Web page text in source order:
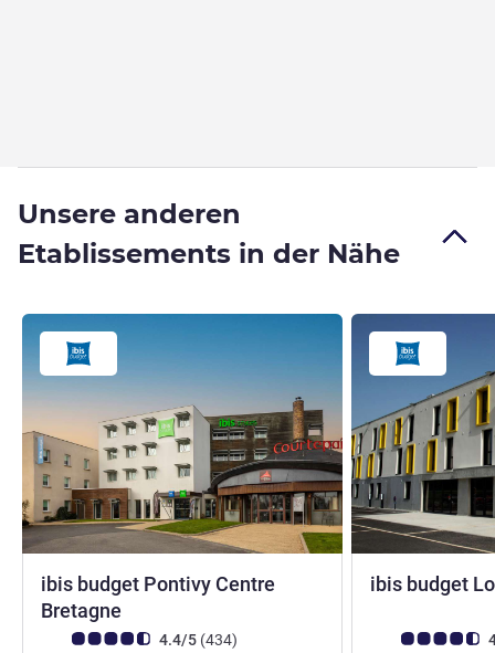
Unsere anderen
Etablissements in der Nähe
ibis budget Pontivy Centre
Bretagne
Note Kundenmeinungen (Bewertung ALL)
4.4/5 (434Bewertungen
)
ibis budget
Note